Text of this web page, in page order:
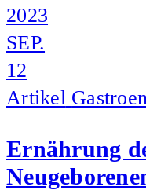
2023
SEP.
12
Artikel
Ernährung